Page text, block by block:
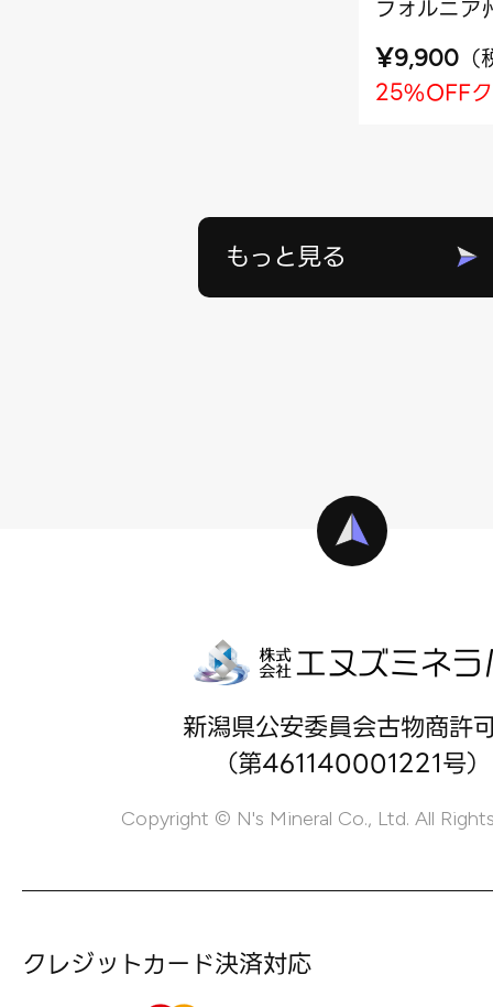
フォルニア
¥9,900 （
25%OFF
もっと見る
新潟県公安委員会古物商許
（第461140001221号）
Copyright © N's Mineral Co., Ltd. All
クレジットカード決済対応